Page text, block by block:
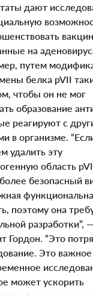
дают
на
путем
белка pVII
чтобы он не мог
образование
реагируют с
в организме.
удалить эту
область
безопасный
поэтому она
разработки”, —
Гордон. “Это
Это
может ускорить